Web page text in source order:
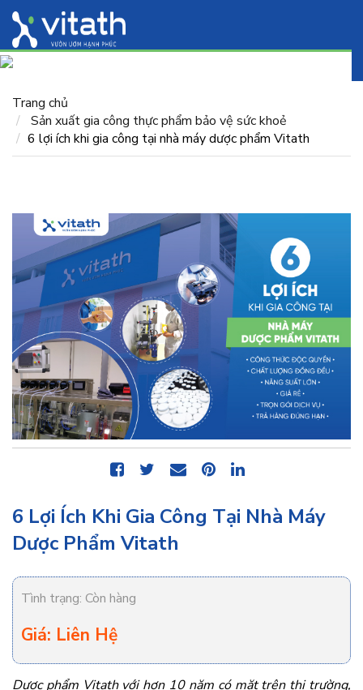
Trang chủ
Sản xuất gia công thực phẩm bảo vệ sức khoẻ
6 lợi ích khi gia công tại nhà máy dược phẩm Vitath
6 Lợi Ích Khi Gia Công Tại Nhà Máy
Dược Phẩm Vitath
Tình trạng: Còn hàng
Giá: Liên Hệ
Dược phẩm Vitath với hơn 10 năm có mặt trên thị trường,